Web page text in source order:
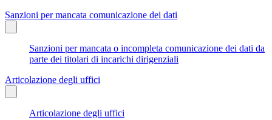
Sanzioni per mancata comunicazione dei dati
Sanzioni per mancata o incompleta comunicazione dei dati da
parte dei titolari di incarichi dirigenziali
Articolazione degli uffici
Articolazione degli uffici